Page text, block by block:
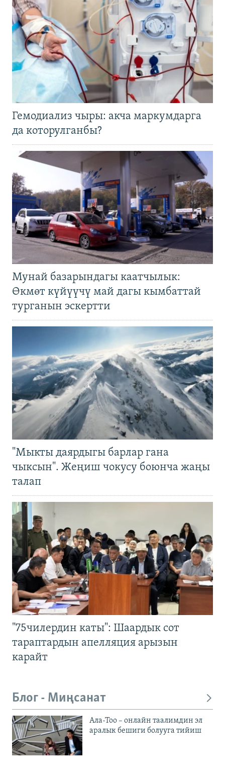
Гемодиализ чыры: акча маркумдарга
да которулганбы?
Мунай базарындагы каатчылык:
Өкмөт күйүүчү май дагы кымбаттай
турганын эскертти
"Мыкты даярдыгы барлар гана
чыксын". Жеңиш чокусу боюнча жаңы
талап
"75чилердин каты": Шаардык сот
тараптардын апелляция арызын
карайт
Блог - Миңсанат
Ала-Тоо – онлайн таалимдин эл
аралык бешиги болууга тийиш